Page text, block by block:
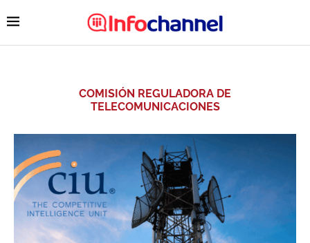
COMISIÓN REGULADORA DE
TELECOMUNICACIONES